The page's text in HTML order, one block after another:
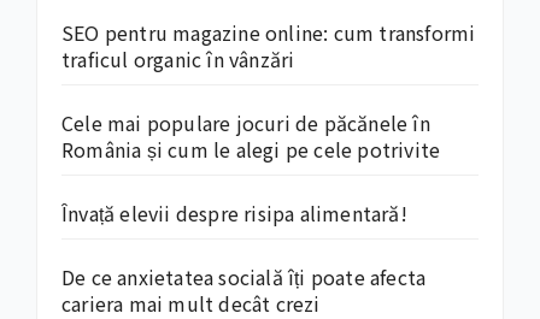
SEO pentru magazine online: cum transformi
traficul organic în vânzări
Cele mai populare jocuri de păcănele în
România și cum le alegi pe cele potrivite
Învață elevii despre risipa alimentară!
De ce anxietatea socială îți poate afecta
cariera mai mult decât crezi